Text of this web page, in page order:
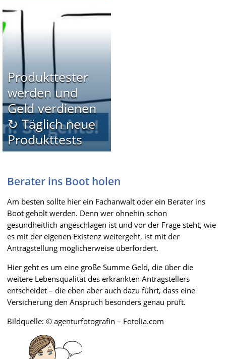
Produkttester
werden und
Geld verdienen
↻ Täglich neue
Produkttests
Berater ins Boot holen
Am besten sollte hier ein Fachanwalt oder ein Berater ins
Boot geholt werden. Denn wer ohnehin schon
gesundheitlich angeschlagen ist und vor der Frage steht, wie
es mit der eigenen Existenz weitergeht, ist mit der
Antragstellung möglicherweise überfordert.
Hier geht es um eine große Summe Geld, die über die
weitere Lebensqualität des erkrankten Antragstellers
entscheidet – die eben aber auch dazu führt, dass eine
Versicherung den Anspruch besonders genau prüft.
Bildquelle: © agenturfotografin – Fotolia.com